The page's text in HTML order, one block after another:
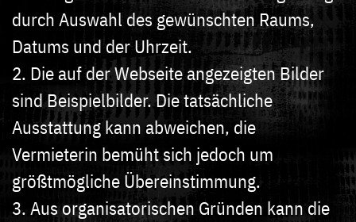
durch Auswahl des gewünschten Raums,
Datums und der Uhrzeit.
2. Die auf der Webseite angezeigten Bilder
sind Beispielbilder. Die tatsächliche
Ausstattung kann abweichen, die
Vermieterin bemüht sich jedoch um
größtmögliche Übereinstimmung.
3. Aus organisatorischen Gründen kann die